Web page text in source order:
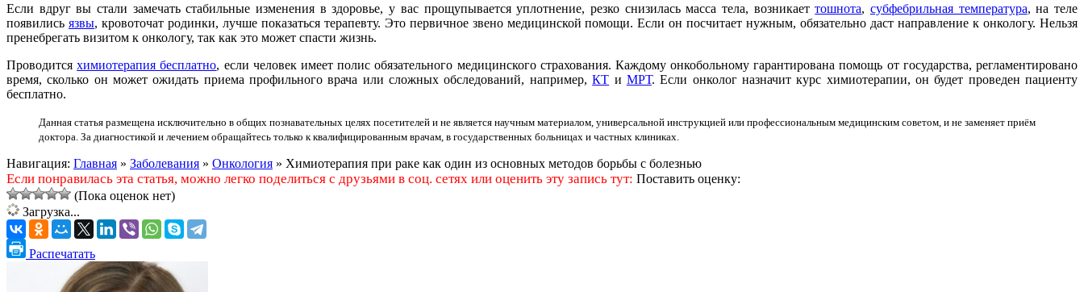
Если вдруг вы стали замечать стабильные изменения в здоровье, у вас прощупывается уплотнение, резко снизилась масса тела, возникаеттошнота, субфебрильная температура, на теле
появились язвы, кровоточат родинки, лучше показаться терапевту. Это первичное звено медицинской помощи. Если он посчитает нужным, обязательно даст направление к онкологу. Нельзя
пренебрегать визитом к онкологу, так как это может спасти жизнь.
Проводитсяхимиотерапия бесплатно, если человек имеет полис обязательного медицинского страхования. Каждому онкобольному гарантирована помощь от государства, регламентировано
время, сколько он может ожидать приема профильного врача или сложных обследований, например,КТ и МРТ. Если онколог назначит курс химиотерапии, он будет проведен пациенту
бесплатно.
Данная статья размещена исключительно в общих познавательных целях посетителей и не является научным материалом, универсальной инструкцией или профессиональным медицинским советом, и не заменяет приём
доктора. За диагностикой и лечением обращайтесь только к квалифицированным врачам, в государственных больницах и частных клиниках.
Навигация: Главная » Заболевания » Онкология » Химиотерапия при раке как один из основных методов борьбы с болезнью
Если понравилась эта статья, можно легко поделиться с друзьями в соц. сетях или оценить эту запись тут: Поставить оценку:
(Пока оценок нет)
Загрузка...
Распечатать